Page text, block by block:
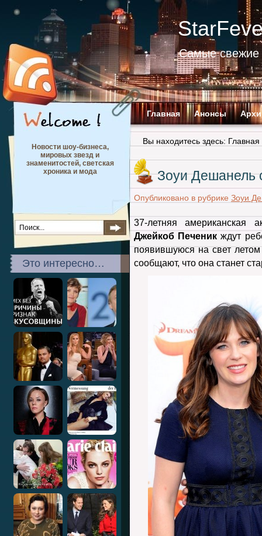
Самые свежие
Главная Анонсы
Новости шоу-бизнеса,
мировых звезд и
знаменитостей, светская
хроника и мода
Это интересно…
Вы находитесь здесь: Главная
Зоуи Дешанель
Опубликовано в рубрике Зоуи
37-летняя американская
Джейкоб Печеник ждут
появившуюся на свет
сообщают, что она станет